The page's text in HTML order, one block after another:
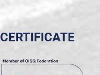
CERTIFICATE